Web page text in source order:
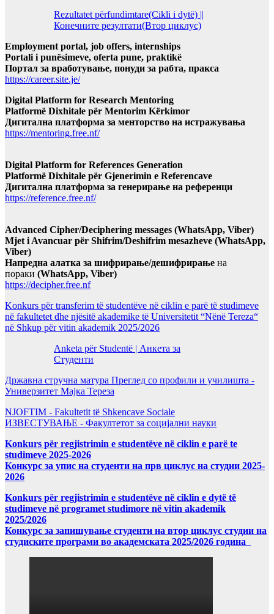
Rezultatet përfundimtare(Cikli i dytë) ||
Конечните резултати(Втор циклус)
Employment portal, job offers, internships
Portali i punësimeve, oferta pune, praktikë
Портал за вработување, понуди за рабта, пракса
https://career.site.je/
Digital Platform for Research Mentoring
Platformë Dixhitale për Mentorim Kërkimor
Дигитална платформа за менторство на истражувања
https://mentoring.free.nf/
Digital Platform for References Generation
Platformë Dixhitale për Gjenerimin e Referencave
Дигитална платформа за генерирање на референци
https://reference.free.nf/
Advanced Cipher/Deciphering messages (WhatsApp, Viber)
Mjet i Avancuar për Shifrim/Deshifrim mesazheve (WhatsApp,
Viber)
Напредна алатка за шифрирање/дешифрирање на
пораки (WhatsApp, Viber)
https://decipher.free.nf
Konkurs për transferim të studentëve në ciklin e parë të studimeve
në fakultetet dhe njësitë akademike të Universitetit “Nënë Tereza“
në Shkup për vitin akademik 2025/2026
Anketa për Studentë | Анкета за
Студенти
Државна стручна матура Преглед со профили и училишта -
Универзитет Мајка Тереза
NJOFTIM - Fakultetit të Shkencave Sociale
ИЗВЕСТУВАЊЕ - Факултетот за социјални науки
Konkurs për regjistrimin e studentëve në ciklin e parë te
studimeve 2025-2026
Конкурс за упис на студенти на прв циклус на студии 2025-
2026
Konkurs për regjistrimin e studentëve në ciklin e dytë të
studimeve në programet studimore në vitin akademik
2025/2026
Конкурс за запишување студенти на втор циклус студии на
студиските програми во академската 2025/2026 година